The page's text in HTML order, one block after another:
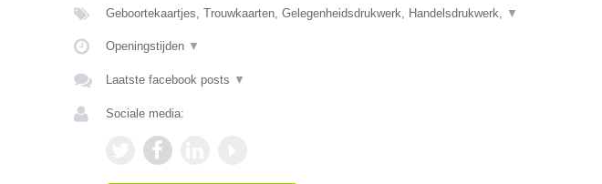
Geboortekaartjes, Trouwkaarten, Gelegenheidsdrukwerk, Handelsdrukwerk, ▼
Openingstijden ▼
Laatste facebook posts ▼
Sociale media: